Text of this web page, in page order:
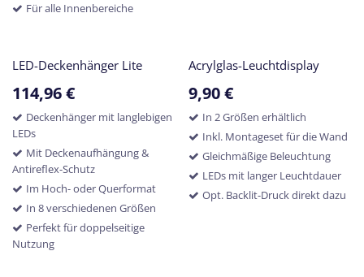
Für alle Innenbereiche
LED-Deckenhänger Lite
114,96€
Deckenhänger mit langlebigen
LEDs
Mit Deckenaufhängung &
Antireflex-Schutz
Im Hoch- oder Querformat
In 8 verschiedenen Größen
Perfekt für doppelseitige
Nutzung
Acrylglas-Leuchtdisplay
9,90€
In 2 Größen erhältlich
Inkl. Montageset für die Wand
Gleichmäßige Beleuchtung
LEDs mit langer Leuchtdauer
Opt. Backlit-Druck direkt dazu